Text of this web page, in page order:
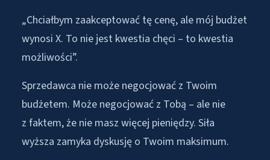
„Chciałbym zaakceptować tę cenę, ale mój budżet
wynosi X. To nie jest kwestia chęci – to kwestia
możliwości”.
Sprzedawca nie może negocjować z Twoim
budżetem. Może negocjować z Tobą – ale nie
z faktem, że nie masz więcej pieniędzy. Siła
wyższa zamyka dyskusję o Twoim maksimum.